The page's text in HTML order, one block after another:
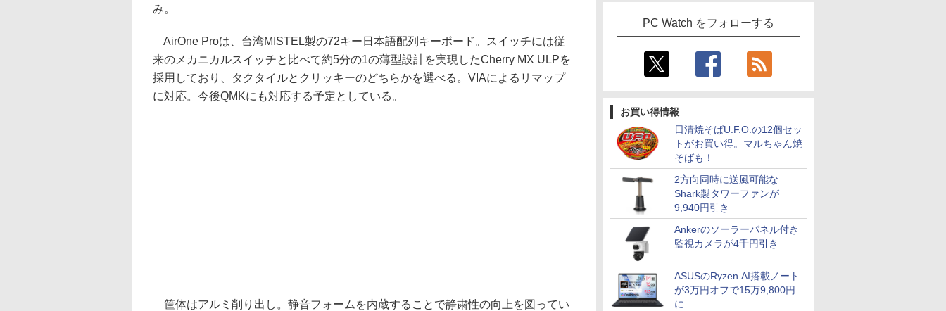
PC Watch をフォローする
お買い得情報
日清焼そばU.F.O.の12個セッ
トがお買い得。マルちゃん焼
そばも！
2方向同時に送風可能な
Shark製タワーファンが
9,940円引き
Ankerのソーラーパネル付き
監視カメラが4千円引き
ASUSのRyzen AI搭載ノート
が3万円オフで15万9,800円
に
み。
AirOne Proは、台湾MISTEL製の72キー日本語配列キーボード。スイッチには従
来のメカニカルスイッチと比べて約5分の1の薄型設計を実現したCherry MX ULPを
採用しており、タクタイルとクリッキーのどちらかを選べる。VIAによるリマップ
に対応。今後QMKにも対応する予定としている。
筐体はアルミ削り出し。静音フォームを内蔵することで静粛性の向上を図ってい